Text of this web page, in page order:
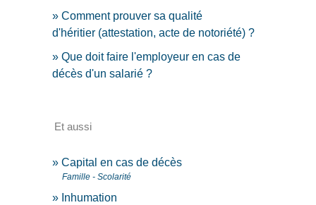
Comment prouver sa qualité
d'héritier (attestation, acte de notoriété) ?
Que doit faire l'employeur en cas de
décès d'un salarié ?
Et aussi
Capital en cas de décès
Famille - Scolarité
Inhumation